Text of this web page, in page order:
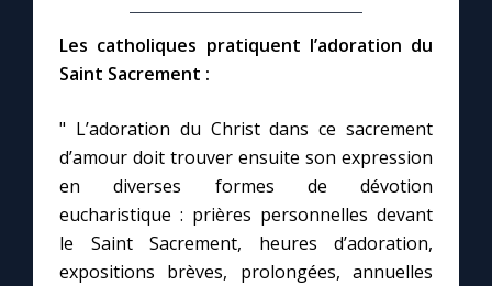
L'Évangile chaque jour
Les premiers samedis du mois
Marie qui défait les nœuds
Me consacrer à Jésus par Marie
Les catholiques pratiquent l’adoration du
Saint Sacrement :
" L’adoration du Christ dans ce sacrement
d’amour doit trouver ensuite son expression
en diverses formes de dévotion
eucharistique : prières personnelles devant
le Saint Sacrement, heures d’adoration,
expositions brèves, prolongées, annuelles